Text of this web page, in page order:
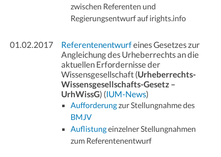
zwischen Referenten und
Regierungsentwurf auf irights.info
01.02.2017 Referentenentwurfeines Gesetzes zur
Angleichung des Urheberrechts an die
aktuellen Erfordernisse der
Wissensgesellschaft (Urheberrechts-
Wissensgesellschafts-Gesetz –
UrhWissG) (IUM-News)
Aufforderungzur Stellungnahme des
BMJV
Auflistungeinzelner Stellungnahmen
zum Referentenentwurf